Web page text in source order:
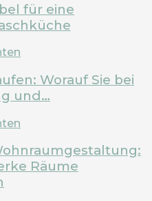
für eine
Worauf Sie bei
und…
Räume